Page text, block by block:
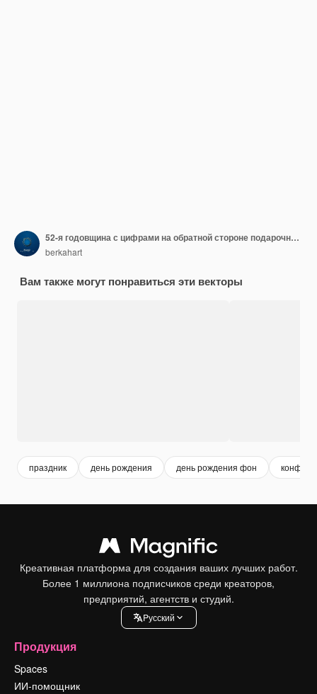
52-я годовщина с цифрами на обратной стороне подарочной коробки
berkahart
Вам также могут понравиться эти векторы
праздник день рождения день рождения фон
Креативная платформа для создания ваших лучших работ.
Более 1 миллиона подписчиков среди креаторов,
предприятий, агентств и студий.
Pусский
Продукция
Spaces
ИИ-помощник